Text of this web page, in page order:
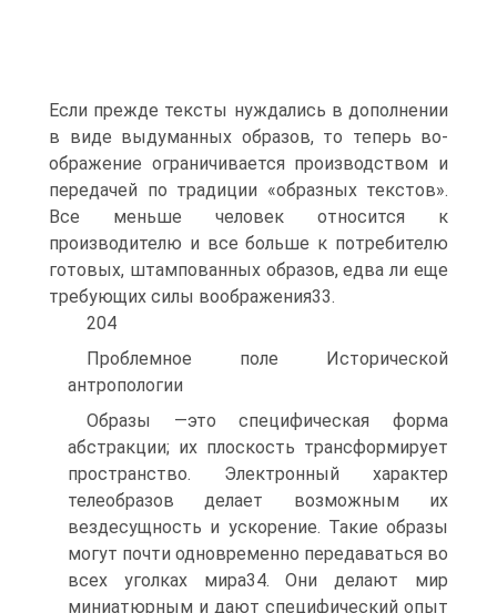
Если прежде тексты нуждались в дополнении
в виде выдуманных образов, то теперь во­
ображение ограничивается производством и
передачей по традиции «образных текстов».
Все меньше человек относится к
производителю и все больше к потребителю
готовых, штампованных образов, едва ли еще
требующих силы воображения33.
204
Проблемное поле Исторической
антропологии
Образы —это специфическая форма
абстракции; их плоскость трансформирует
пространство. Электронный характер
телеобразов делает возможным их
вездесущность и ускорение. Такие образы
могут почти одновременно передаваться во
всех уголках мира34. Они дела­ют мир
миниатюрным и дают специфический опыт